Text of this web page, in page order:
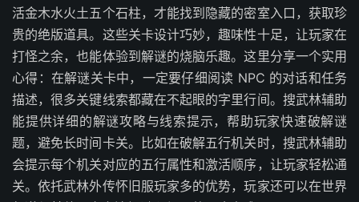
活金木水火土五个石柱，才能找到隐藏的密室入口，获取珍
贵的绝版道具。这些关卡设计巧妙，趣味性十足，让玩家在
打怪之余，也能体验到解谜的烧脑乐趣。这里分享一个实用
心得：在解谜关卡中，一定要仔细阅读 NPC 的对话和任务
描述，很多关键线索都藏在不起眼的字里行间。搜武林辅助
能提供详细的解谜攻略与线索提示，帮助玩家快速破解谜
题，避免长时间卡关。比如在破解五行机关时，搜武林辅助
会提示每个机关对应的五行属性和激活顺序，让玩家轻松通
关。依托武林外传怀旧服玩家多的优势，玩家还可以在世界